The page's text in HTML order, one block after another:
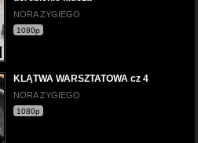
NORA ZYGIEGO
1080p
KLĄTWA WARSZTATOWA cz 4
NORA ZYGIEGO
1080p